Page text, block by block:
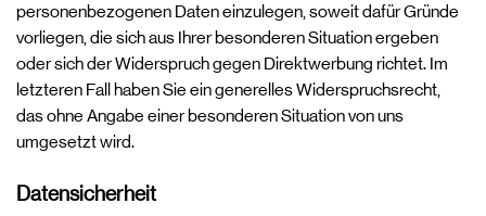
personenbezogenen Daten einzulegen, soweit dafür Gründe
vorliegen, die sich aus Ihrer besonderen Situation ergeben
oder sich der Widerspruch gegen Direktwerbung richtet. Im
letzteren Fall haben Sie ein generelles Widerspruchsrecht,
das ohne Angabe einer besonderen Situation von uns
umgesetzt wird.
Datensicherheit